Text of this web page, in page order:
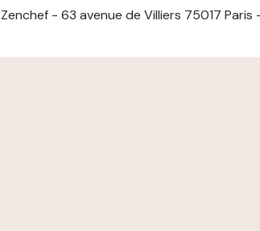
Zenchef - 63 avenue de Villiers 75017